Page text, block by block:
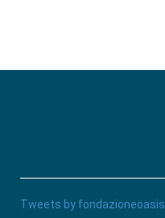
Tweets by fondazioneoasis